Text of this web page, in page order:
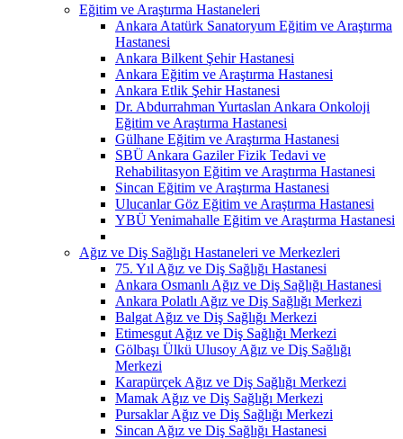
Eğitim ve Araştırma Hastaneleri
Ankara Atatürk Sanatoryum Eğitim ve Araştırma
Hastanesi
Ankara Bilkent Şehir Hastanesi
Ankara Eğitim ve Araştırma Hastanesi
Ankara Etlik Şehir Hastanesi
Dr. Abdurrahman Yurtaslan Ankara Onkoloji
Eğitim ve Araştırma Hastanesi
Gülhane Eğitim ve Araştırma Hastanesi
SBÜ Ankara Gaziler Fizik Tedavi ve
Rehabilitasyon Eğitim ve Araştırma Hastanesi
Sincan Eğitim ve Araştırma Hastanesi
Ulucanlar Göz Eğitim ve Araştırma Hastanesi
YBÜ Yenimahalle Eğitim ve Araştırma Hastanesi
Ağız ve Diş Sağlığı Hastaneleri ve Merkezleri
75. Yıl Ağız ve Diş Sağlığı Hastanesi
Ankara Osmanlı Ağız ve Diş Sağlığı Hastanesi
Ankara Polatlı Ağız ve Diş Sağlığı Merkezi
Balgat Ağız ve Diş Sağlığı Merkezi
Etimesgut Ağız ve Diş Sağlığı Merkezi
Gölbaşı Ülkü Ulusoy Ağız ve Diş Sağlığı
Merkezi
Karapürçek Ağız ve Diş Sağlığı Merkezi
Mamak Ağız ve Diş Sağlığı Merkezi
Pursaklar Ağız ve Diş Sağlığı Merkezi
Sincan Ağız ve Diş Sağlığı Hastanesi